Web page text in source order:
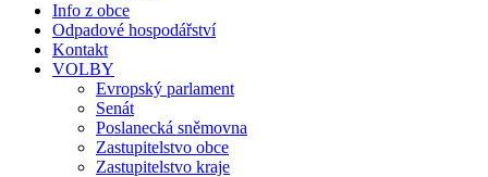
Info z obce
Odpadové hospodářství
Kontakt
VOLBY
Evropský parlament
Senát
Poslanecká sněmovna
Zastupitelstvo obce
Zastupitelstvo kraje